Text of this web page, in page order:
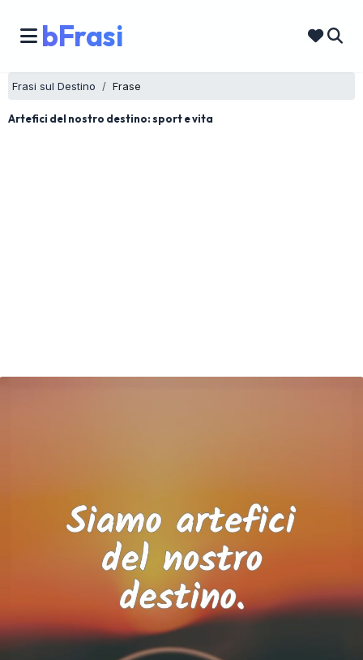
bFrasi
Frasi sul Destino Frase
Artefici del nostro destino: sport e vita